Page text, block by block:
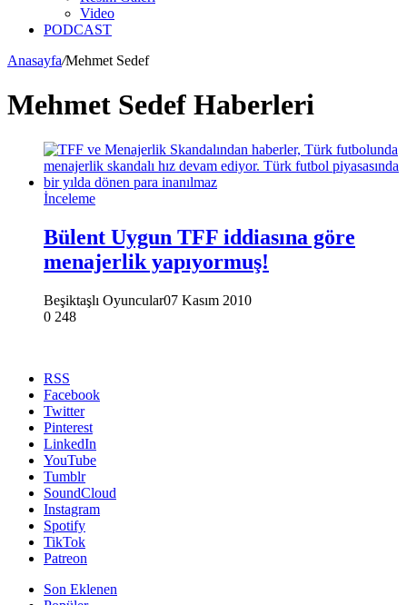
Video
PODCAST
Anasayfa/Mehmet Sedef
Mehmet Sedef Haberleri
İnceleme
Bülent Uygun TFF iddiasına göre
menajerlik yapıyormuş!
Beşiktaşlı Oyuncular07 Kasım 2010
0 248
RSS
Facebook
Twitter
Pinterest
LinkedIn
YouTube
Tumblr
SoundCloud
Instagram
Spotify
TikTok
Patreon
Son Eklenen